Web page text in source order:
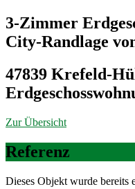
3-Zimmer
City-Randlage
47839 Krefeld-
Zur Übersicht
Referenz
Dieses Objekt wurde bereits